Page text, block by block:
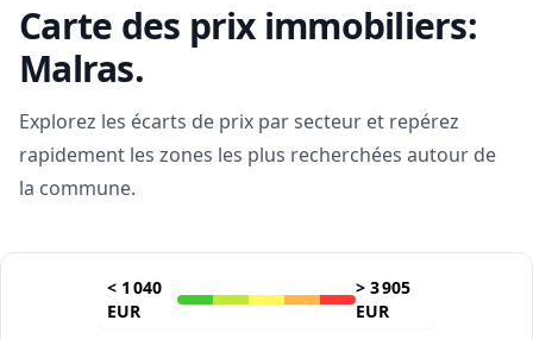
Carte des prix immobiliers:
Malras.
Explorez les écarts de prix par secteur et repérez
rapidement les zones les plus recherchées autour de
la commune.
< 1 040
EUR
> 3 905
EUR